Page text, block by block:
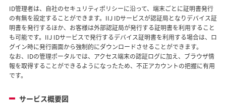
ID管理者は、自社のセキュリティポリシーに沿って、端末ごとに証明書発行
の有無を設定することができます。IIJ IDサービスが認証局となりデバイス証
明書を発行するほか、お客様は外部認証局が発行する証明書を利用すること
も可能です。IIJ IDサービスで発行するデバイス証明書を利用する場合は、ロ
グイン時に発行画面から強制的にダウンロードさせることができます。
なお、IDの管理ポータルでは、アクセス端末の認証ログに加え、ブラウザ情
報を取得することができるようになったため、不正アカウントの把握に有用
です。
サービス概要図